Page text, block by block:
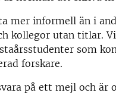
mer informell än i
kollegor utan titlar.
som
forskare.
på ett mejl och är